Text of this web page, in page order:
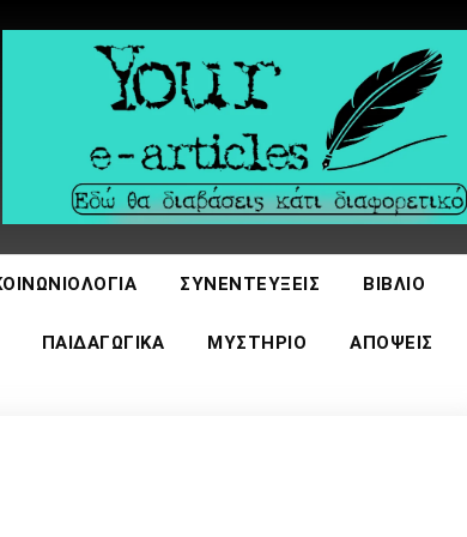
ΣΥΝΕΝΤΕΎΞΕΙΣ ΒΙΒΛΊΟ
ΠΑΙΔΑΓΩΓΙΚΆ ΜΥΣΤΉΡΙΟ ΑΠΌΨΕΙΣ